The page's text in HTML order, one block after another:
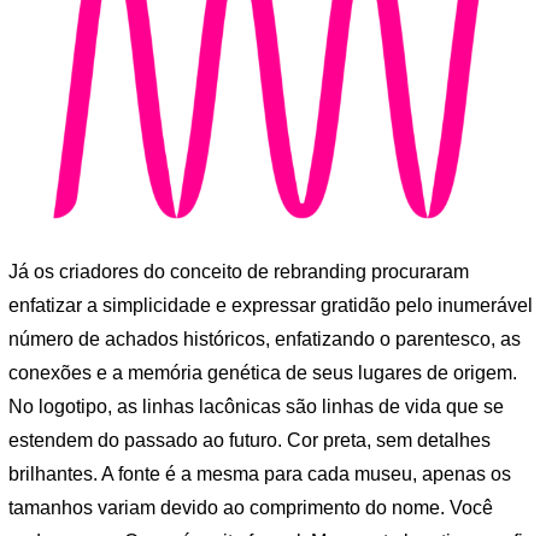
Já os criadores do conceito de rebranding procuraram
enfatizar a simplicidade e expressar gratidão pelo inumerável
número de achados históricos, enfatizando o parentesco, as
conexões e a memória genética de seus lugares de origem.
No logotipo, as linhas lacônicas são linhas de vida que se
estendem do passado ao futuro. Cor preta, sem detalhes
brilhantes. A fonte é a mesma para cada museu, apenas os
tamanhos variam devido ao comprimento do nome. Você